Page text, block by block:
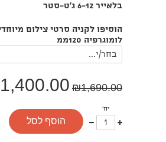
בלאייר 6-12 ג'ט-סטר
הוסיפו לקניה סרטי צילום
לומוגרפיה 120ממ
₪1,690.00
1,400.00
יח'
עוד
אחד
פחות
אחד
הוסף לסל